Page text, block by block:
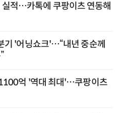
실적…카톡에 쿠팡이츠 연동해
기 '어닝쇼크'…“내년 중순께
억 '역대 최대'…쿠팡이츠